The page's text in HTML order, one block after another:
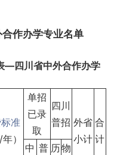
作办学专业名单
—四川省中外合作办学
准
）
单招
已录
取
四川
普招 外省
小计
合
计
中 普 历物